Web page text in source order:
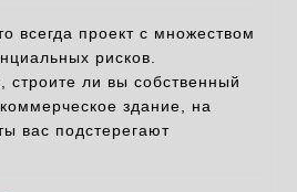
всегда проект с множеством
рисков.
строите ли вы собственный
здание, на
вас подстерегают